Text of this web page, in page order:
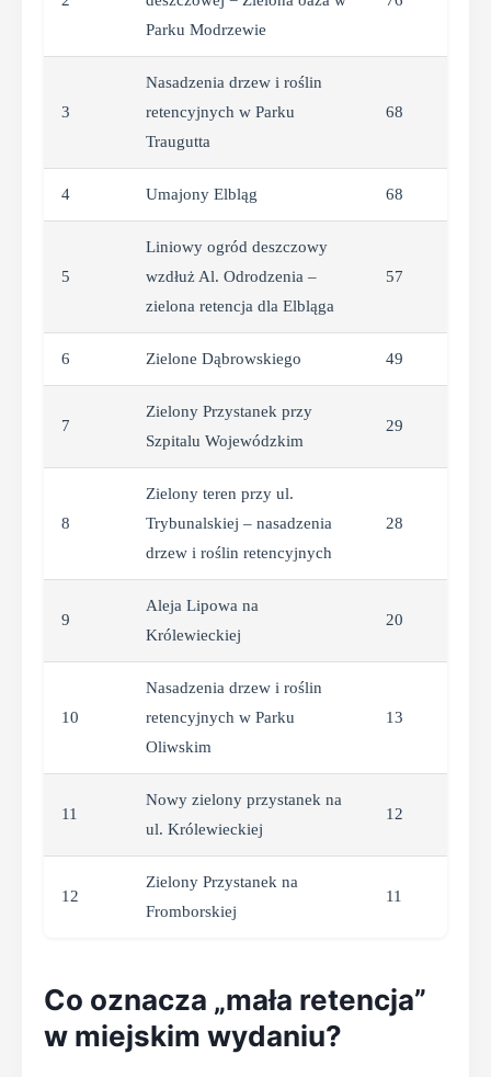
Parku Modrzewie
3
Nasadzenia drzew i roślin
retencyjnych w Parku
Traugutta
68
4 Umajony Elbląg 68
5
Liniowy ogród deszczowy
wzdłuż Al. Odrodzenia –
zielona retencja dla Elbląga
57
6 Zielone Dąbrowskiego 49
7
Zielony Przystanek przy
Szpitalu Wojewódzkim
29
8
Zielony teren przy ul.
Trybunalskiej – nasadzenia
drzew i roślin retencyjnych
28
9
Aleja Lipowa na
Królewieckiej
20
10
Nasadzenia drzew i roślin
retencyjnych w Parku
Oliwskim
13
11
Nowy zielony przystanek na
ul. Królewieckiej
12
12
Zielony Przystanek na
Fromborskiej
11
Co oznacza „mała retencja”
w miejskim wydaniu?